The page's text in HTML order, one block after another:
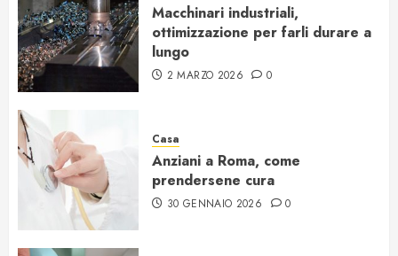
Macchinari industriali,
ottimizzazione per farli durare a
lungo
2 MARZO 2026 0
Casa
Anziani a Roma, come
prendersene cura
30 GENNAIO 2026 0